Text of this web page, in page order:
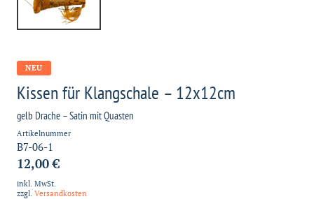
NEU
Kissen für Klangschale – 12x12cm
gelb Drache – Satin mit Quasten
Artikelnummer
B7-06-1
12,00 €
inkl. MwSt.
zzgl. Versandkosten